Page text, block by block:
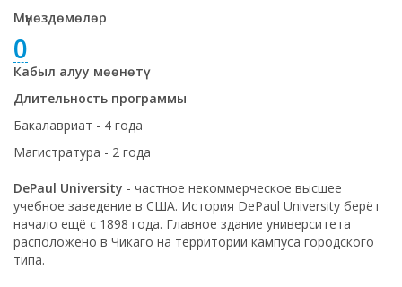
Мүнөздөмөлөр
0
Кабыл алуу мөөнөтү
Длительность программы
Бакалавриат - 4 года
Магистратура - 2 года
DePaul University - частное некоммерческое высшее
учебное заведение в США. История DePaul University берёт
начало ещё с 1898 года. Главное здание университета
расположено в Чикаго на территории кампуса городского
типа.